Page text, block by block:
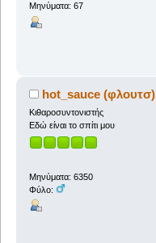
Μηνύματα: 67
hot_sauce (φλουτσ)
Κιθαροσυντονιστής
Εδώ είναι το σπίτι μου
Μηνύματα: 6350
Φύλο: